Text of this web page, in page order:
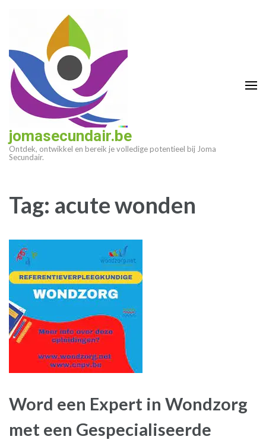
(druk
enter)
jomasecundair.be
Ontdek, ontwikkel en bereik je volledige potentieel bij Joma
Secundair.
Tag: acute wonden
Word een Expert in Wondzorg
met een Gespecialiseerde